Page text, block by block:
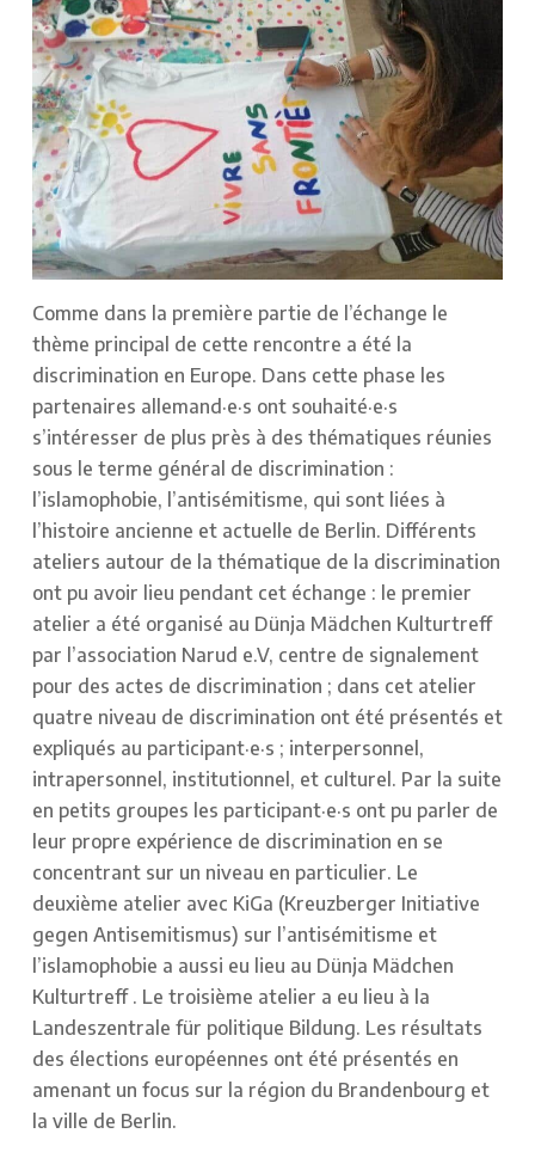
Comme dans la première partie de l’échange le
thème principal de cette rencontre a été la
discrimination en Europe. Dans cette phase les
partenaires allemand·e·s ont souhaité·e·s
s’intéresser de plus près à des thématiques réunies
sous le terme général de discrimination :
l’islamophobie, l’antisémitisme, qui sont liées à
l’histoire ancienne et actuelle de Berlin. Différents
ateliers autour de la thématique de la discrimination
ont pu avoir lieu pendant cet échange : le premier
atelier a été organisé au Dünja Mädchen Kulturtreff
par l’association Narud e.V, centre de signalement
pour des actes de discrimination ; dans cet atelier
quatre niveau de discrimination ont été présentés et
expliqués au participant·e·s ; interpersonnel,
intrapersonnel, institutionnel, et culturel. Par la suite
en petits groupes les participant·e·s ont pu parler de
leur propre expérience de discrimination en se
concentrant sur un niveau en particulier. Le
deuxième atelier avec KiGa (Kreuzberger Initiative
gegen Antisemitismus) sur l’antisémitisme et
l’islamophobie a aussi eu lieu au Dünja Mädchen
Kulturtreff . Le troisième atelier a eu lieu à la
Landeszentrale für politique Bildung. Les résultats
des élections européennes ont été présentés en
amenant un focus sur la région du Brandenbourg et
la ville de Berlin.